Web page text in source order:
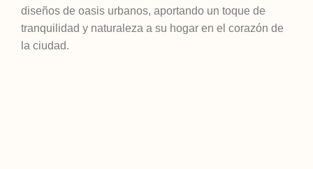
diseños de oasis urbanos, aportando un toque de
tranquilidad y naturaleza a su hogar en el corazón de
la ciudad.